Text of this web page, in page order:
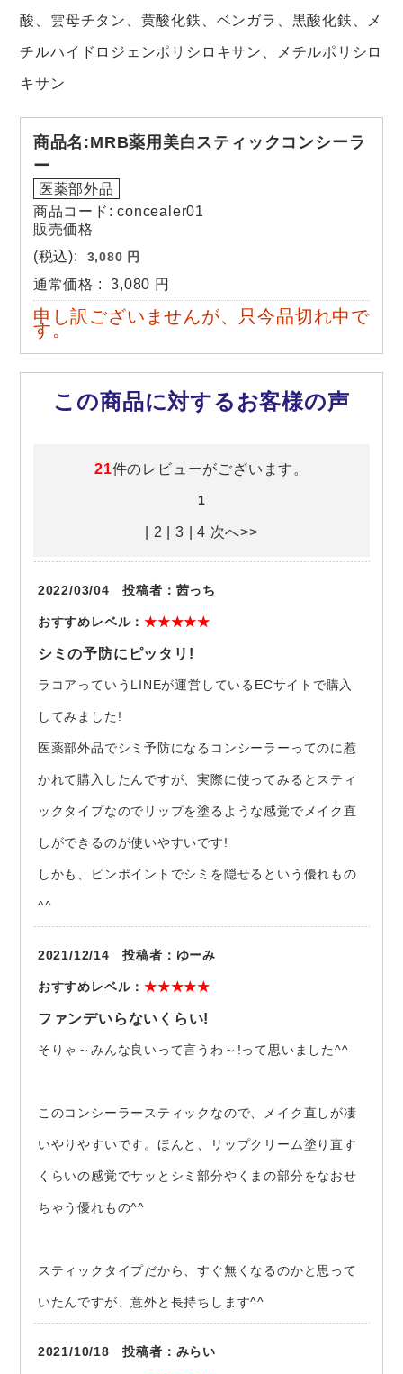
酸、雲母チタン、黄酸化鉄、ベンガラ、黒酸化鉄、メ
チルハイドロジェンポリシロキサン、メチルポリシロ
キサン
商品名:MRB薬用美白スティックコンシーラ
ー
医薬部外品
商品コード: concealer01
販売価格
(税込):
3,080 円
通常価格 : 3,080 円
申し訳ございませんが、只今品切れ中で
す。
この商品に対するお客様の声
21件のレビューがございます。
1
2 3 |4 次へ>>
2022/03/04 投稿者：茜っち
おすすめレベル：★★★★★
シミの予防にピッタリ!
ラコアっていうLINEが運営しているECサイトで購入
してみました!
医薬部外品でシミ予防になるコンシーラーってのに惹
かれて購入したんですが、実際に使ってみるとスティ
ックタイプなのでリップを塗るような感覚でメイク直
しができるのが使いやすいです!
しかも、ピンポイントでシミを隠せるという優れもの
^^
2021/12/14 投稿者：ゆーみ
おすすめレベル：★★★★★
ファンデいらないくらい!
そりゃ～みんな良いって言うわ～!って思いました^^
このコンシーラースティックなので、メイク直しが凄
いやりやすいです。ほんと、リップクリーム塗り直す
くらいの感覚でサッとシミ部分やくまの部分をなおせ
ちゃう優れもの^^
スティックタイプだから、すぐ無くなるのかと思って
いたんですが、意外と長持ちします^^
2021/10/18 投稿者：みらい